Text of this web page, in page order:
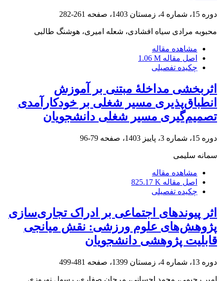
دوره 15، شماره 4، زمستان 1403، صفحه 261-282
محبوبه مرادی سیاه افشادی، شعله امیری، هوشنگ طالبی
مشاهده مقاله
اصل مقاله 1.06 M
چکیده تفصیلی
اثربخشی مداخلۀ مبتنی بر آموزش
انطباق‌پذیری مسیر شغلی بر خودکارآمدی
تصمیم‌گیری مسیر شغلی دانشجویان
دوره 15، شماره 3، پاییز 1403، صفحه 79-96
سمانه سلیمی
مشاهده مقاله
اصل مقاله 825.17 K
چکیده تفصیلی
اثر پیوندهای اجتماعی بر ادراک تجاری‌سازی
پژوهش‌های علوم ورزشی: نقش میانجی
قابلیت پژوهشی دانشجویان
دوره 13، شماره 4، زمستان 1399، صفحه 481-499
امیر رحیمی، محمد احسانی، مرجان صفاری، رسول نوروزی